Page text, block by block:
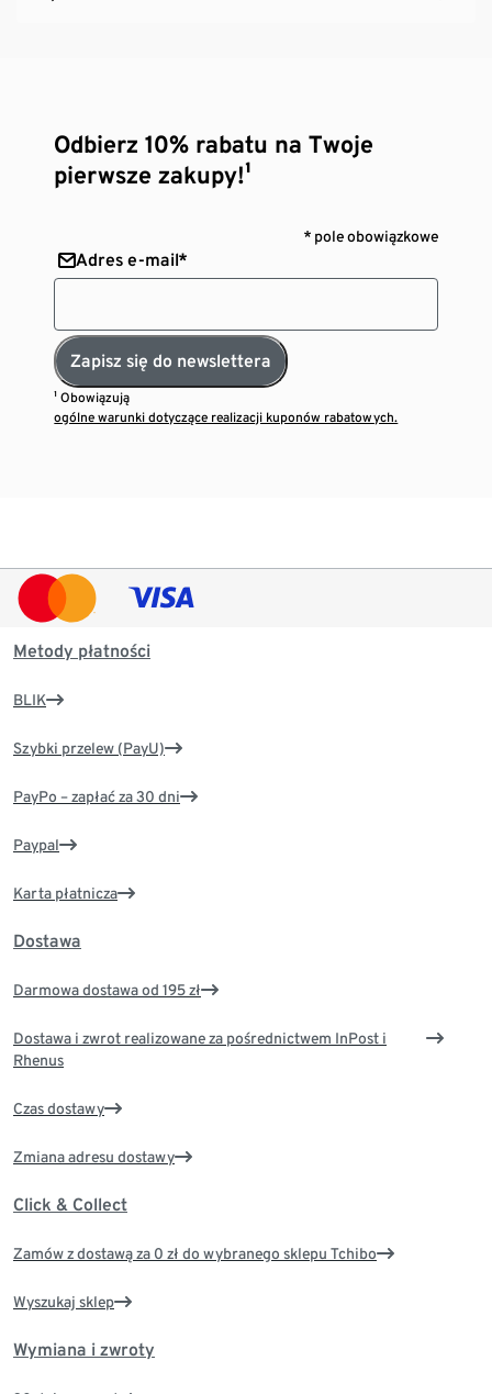
Odbierz 10% rabatu na Twoje
pierwsze zakupy!¹
* pole obowiązkowe
Adres e-mail*
Zapisz się do newslettera
¹ Obowiązują
ogólne warunki dotyczące realizacji kuponów rabatowych.
Metody płatności
BLIK
Szybki przelew (PayU)
PayPo – zapłać za 30 dni
Paypal
Karta płatnicza
Dostawa
Darmowa dostawa od 195 zł
Dostawa i zwrot realizowane za pośrednictwem InPost i
Rhenus
Czas dostawy
Zmiana adresu dostawy
Click & Collect
Zamów z dostawą za 0 zł do wybranego sklepu Tchibo
Wyszukaj sklep
Wymiana i zwroty